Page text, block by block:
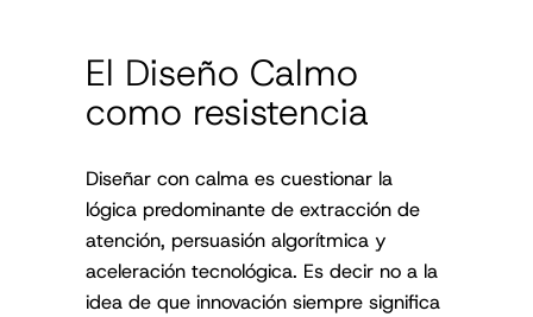
El Diseño Calmo
como resistencia
Diseñar con calma es cuestionar la
lógica predominante de extracción de
atención, persuasión algorítmica y
aceleración tecnológica. Es decir no a la
idea de que innovación siempre significa